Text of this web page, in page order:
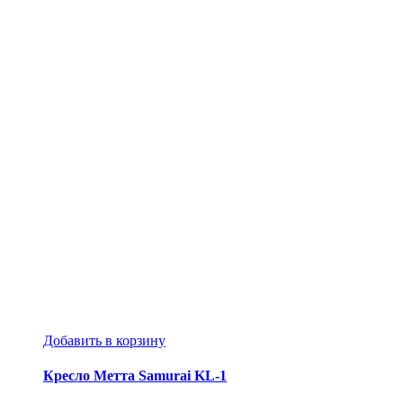
Добавить в корзину
Кресло Метта Samurai KL-1